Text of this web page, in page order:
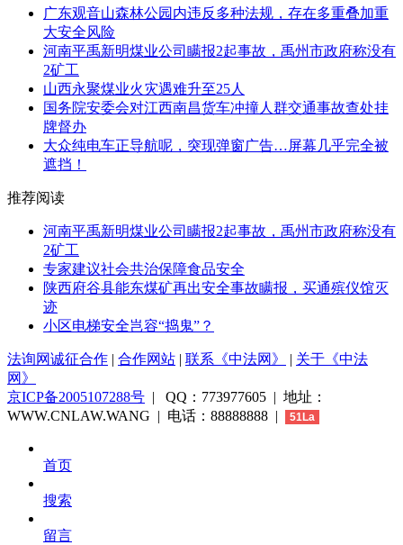
广东观音山森林公园内违反多种法规，存在多重叠加重
大安全风险
河南平禹新明煤业公司瞒报2起事故，禹州市政府称没有
2矿工
山西永聚煤业火灾遇难升至25人
国务院安委会对江西南昌货车冲撞人群交通事故查处挂
牌督办
大众纯电车正导航呢，突现弹窗广告…屏幕几乎完全被
遮挡！
推荐阅读
河南平禹新明煤业公司瞒报2起事故，禹州市政府称没有
2矿工
专家建议社会共治保障食品安全
陕西府谷县能东煤矿再出安全事故瞒报，买通殡仪馆灭
迹
小区电梯安全岂容“捣鬼”？
法询网诚征合作 | 合作网站 | 联系《中法网》 | 关于《中法
网》
京ICP备2005107288号 | QQ：773977605 | 地址：
WWW.CNLAW.WANG | 电话：88888888 |
51La
首页
搜索
留言